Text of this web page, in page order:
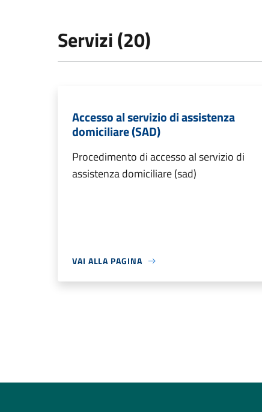
Servizi (20)
Accesso al servizio di assistenza
domiciliare (SAD)
Procedimento di accesso al servizio di
assistenza domiciliare (sad)
VAI ALLA PAGINA